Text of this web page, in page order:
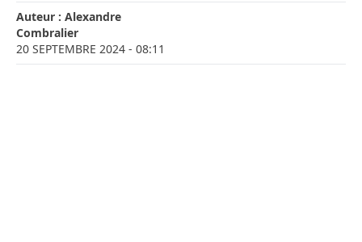
Auteur : Alexandre
Combralier
20 SEPTEMBRE 2024 - 08:11